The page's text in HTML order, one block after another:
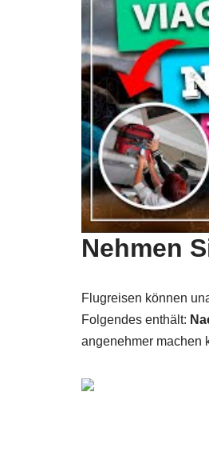
Nehmen
Flugreisen können
Folgendes enthält:
angenehmer machen